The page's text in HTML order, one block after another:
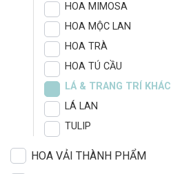
HOA MIMOSA
HOA MỘC LAN
HOA TRÀ
HOA TÚ CẦU
LÁ & TRANG TRÍ KHÁC
LÁ LAN
TULIP
HOA VẢI THÀNH PHẨM